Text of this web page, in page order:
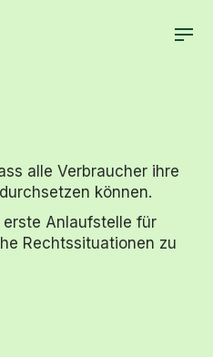
alle Verbraucher ihre
können.
Anlaufstelle für
Rechtssituationen zu